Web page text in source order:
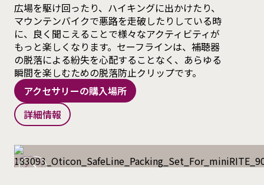
広場を駆け回ったり、ハイキングに出かけたり、
マウンテンバイクで悪路を走破したりしている時
に、良く聞こえることで様々なアクティビティが
もっと楽しくなります。セーフラインは、補聴器
の脱落による紛失を心配することなく、あらゆる
瞬間を楽しむための脱落防止クリップです。
アクセサリーの購入場所
詳細情報